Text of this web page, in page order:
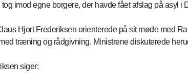
imod egne borgere, der havde fået afslag på asyl i
Hjort Frederiksen orienterede på sit møde med
træning og rådgivning. Ministrene diskuterede
siger: